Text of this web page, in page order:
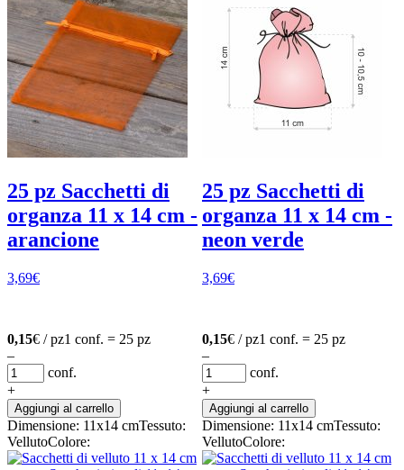
25 pz Sacchetti di
organza 11 x 14 cm -
arancione
3,69€
0,15€ / pz1 conf. = 25 pz
–
conf.
+
Aggiungi al carrello
25 pz Sacchetti di
organza 11 x 14 cm -
neon verde
3,69€
0,15€ / pz1 conf. = 25 pz
–
conf.
+
Aggiungi al carrello
Dimensione: 11x14 cmTessuto:
VellutoColore:
Dimensione: 11x14 cmTessuto:
VellutoColore: